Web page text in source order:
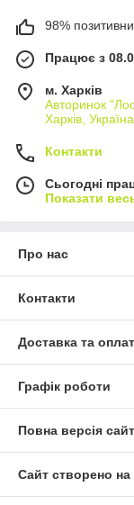
98%
Працює з
м. Харків
Авторинок
Харків, Україна
Контакти
Сьогодні
Показати
Про нас
Контакти
Доставка та
Графік роботи
Повна версія
Сайт створено на